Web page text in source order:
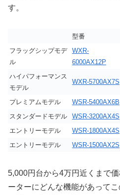
す。
型番
フラッグシップモデ
ル
WXR-
6000AX12P
ハイパフォーマンス
モデル
WXR-5700AX7S
プレミアムモデル WSR-5400AX6B
スタンダードモデル
WSR-3200AX4S
エントリーモデル
WSR-1800AX4S
エントリーモデル
WSR-1500AX2S
5,000円台から4万円近くまで
ーターにどんな機能があって